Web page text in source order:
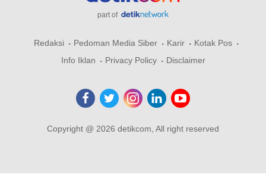
part of
Redaksi Pedoman Media Siber Karir
Kotak Pos
Info Iklan
Privacy Policy Disclaimer
Copyright @ 2026 detikcom, All right reserved